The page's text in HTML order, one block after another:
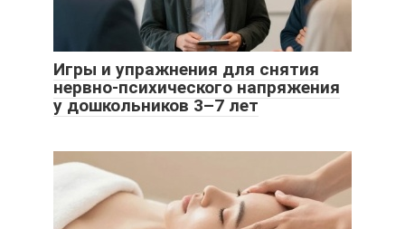
Игры и упражнения для снятия
нервно-психического напряжения
у дошкольников 3–7 лет